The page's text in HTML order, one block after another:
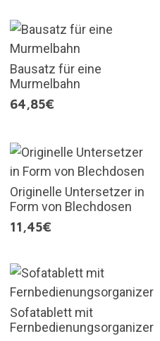
Bausatz für eine
Murmelbahn
64,85€
Originelle Untersetzer in
Form von Blechdosen
11,45€
Sofatablett mit
Fernbedienungsorganizer